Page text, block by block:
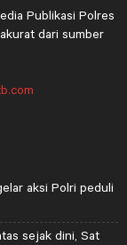
Publikasi Polres
dari sumber
aksi Polri peduli
sejak dini, Sat